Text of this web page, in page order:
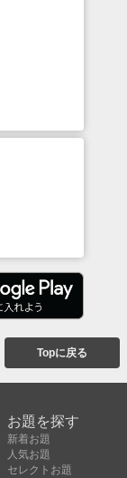
Topに戻る
お題を探す
新着お題
人気お題
セレクトお題